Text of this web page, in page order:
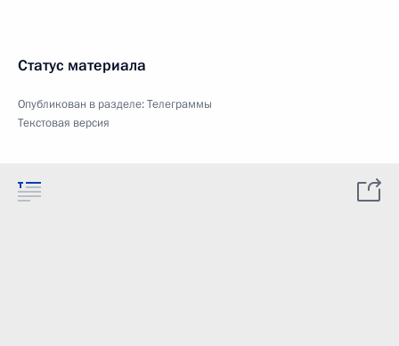
Статус материала
Опубликован в разделе:Телеграммы
Текстовая версия